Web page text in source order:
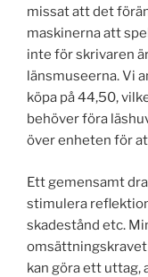
missat att det
maskinerna att
inte för skrivaren
länsmuseerna. Vi
köpa på 44,50,
behöver föra
över enheten för
Ett gemensamt
stimulera
skadestånd etc.
omsättningskravet
kan göra ett uttag,